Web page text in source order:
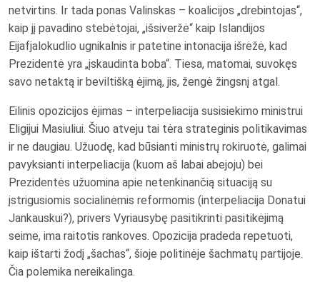
netvirtins. Ir tada ponas Valinskas – koalicijos „drebintojas“,
kaip jį pavadino stebėtojai, „išsiveržė“ kaip Islandijos
Eijafjalokudlio ugnikalnis ir patetine intonacija išrėžė, kad
Prezidentė yra „įskaudinta boba“. Tiesa, matomai, suvokęs
savo netaktą ir beviltišką ėjimą, jis, žengė žingsnį atgal.
Eilinis opozicijos ėjimas – interpeliacija susisiekimo ministrui
Eligijui Masiuliui. Šiuo atveju tai tėra strateginis politikavimas
ir ne daugiau. Užuodę, kad būsianti ministrų rokiruotė, galimai
pavyksianti interpeliacija (kuom aš labai abejoju) bei
Prezidentės užuomina apie netenkinančią situaciją su
įstrigusiomis socialinėmis reformomis (interpeliacija Donatui
Jankauskui?), privers Vyriausybę pasitikrinti pasitikėjimą
seime, ima raitotis rankoves. Opozicija pradeda repetuoti,
kaip ištarti žodį „šachas“, šioje politinėje šachmatų partijoje.
Čia polemika nereikalinga.